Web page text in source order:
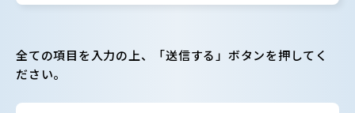
全ての項目を入力の上、「送信する」ボタンを押してく
ださい。